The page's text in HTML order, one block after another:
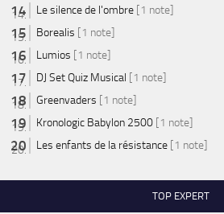
Le silence de l'ombre [1 note]
Borealis [1 note]
Lumios [1 note]
DJ Set Quiz Musical [1 note]
Greenvaders [1 note]
Kronologic Babylon 2500 [1 note]
Les enfants de la résistance [1 note]
TOP EXPERT